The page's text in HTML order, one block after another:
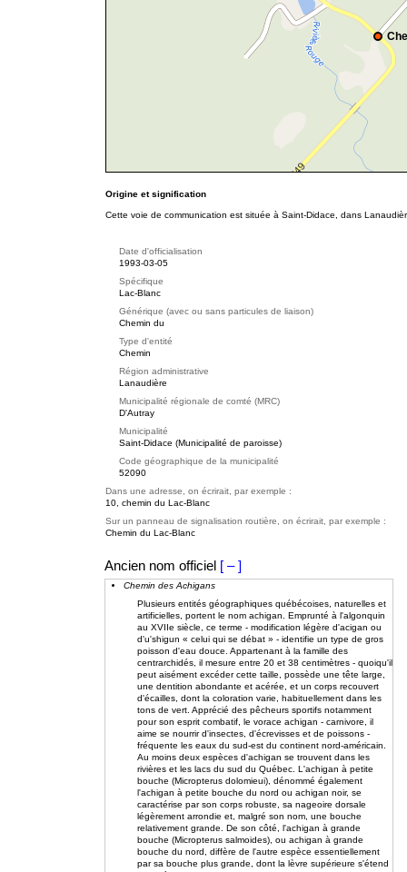
Origine et signification
Cette voie de communication est située à Saint-Didace, dans
Date d'officialisation
1993-03-05
Spécifique
Lac-Blanc
Générique (avec ou sans particules de liaison)
Chemin du
Type d'entité
Chemin
Région administrative
Lanaudière
Municipalité régionale de comté (MRC)
D'Autray
Municipalité
Saint-Didace (Municipalité de paroisse)
Code géographique de la municipalité
52090
Dans une adresse, on écrirait, par exemple :
10, chemin du Lac-Blanc
Sur un panneau de signalisation routière, on écrirait, par exemple :
Chemin du Lac-Blanc
Ancien nom officiel [ – ]
Chemin des Achigans
Plusieurs entités géographiques québécoises, naturelles et
artificielles, portent le nom achigan. Emprunté à l'algonquin
au XVIIe siècle, ce terme - modification légère d'acigan ou
d'u'shigun « celui qui se débat » - identifie un type de gros
poisson d'eau douce. Appartenant à la famille des
centrarchidés, il mesure entre 20 et 38 centimètres - quoiqu'il
peut aisément excéder cette taille, possède une tête large,
une dentition abondante et acérée, et un corps recouvert
d'écailles, dont la coloration varie, habituellement dans les
tons de vert. Apprécié des pêcheurs sportifs notamment
pour son esprit combatif, le vorace achigan - carnivore, il
aime se nourrir d'insectes, d'écrevisses et de poissons -
fréquente les eaux du sud-est du continent nord-américain.
Au moins deux espèces d'achigan se trouvent dans les
rivières et les lacs du sud du Québec. L'achigan à petite
bouche (Micropterus dolomieui), dénommé également
l'achigan à petite bouche du nord ou achigan noir, se
caractérise par son corps robuste, sa nageoire dorsale
légèrement arrondie et, malgré son nom, une bouche
relativement grande. De son côté, l'achigan à grande
bouche (Micropterus salmoides), ou achigan à grande
bouche du nord, diffère de l'autre espèce essentiellement
par sa bouche plus grande, dont la lèvre supérieure s'étend